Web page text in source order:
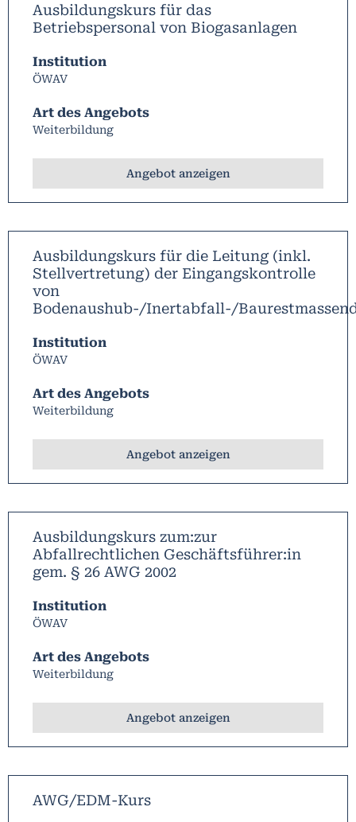
Ausbildungskurs für das
Betriebspersonal von Biogasanlagen
Institution
ÖWAV
Art des Angebots
Weiterbildung
Angebot anzeigen
Ausbildungskurs für die Leitung (inkl.
Stellvertretung) der Eingangskontrolle
von
Bodenaushub-/Inertabfall-/
Institution
ÖWAV
Art des Angebots
Weiterbildung
Angebot anzeigen
Ausbildungskurs zum:zur
Abfallrechtlichen Geschäftsführer:in
gem. § 26 AWG 2002
Institution
ÖWAV
Art des Angebots
Weiterbildung
Angebot anzeigen
AWG/EDM-Kurs